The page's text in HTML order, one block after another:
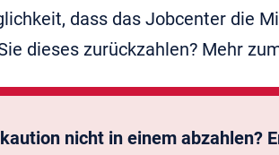
dass das Jobcenter die
dieses zurückzahlen? Mehr
nicht in einem abzahlen?